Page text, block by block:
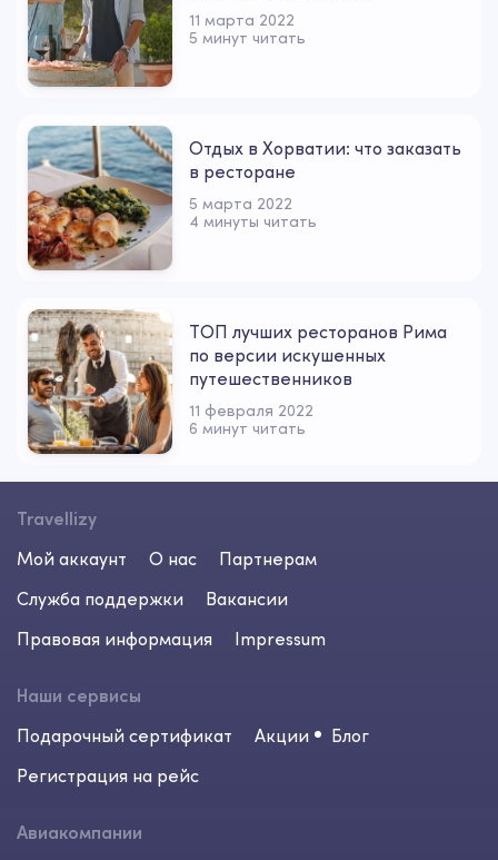
11 марта 2022
5 минут читать
Отдых в Хорватии: что заказать
в ресторане
5 марта 2022
4 минуты читать
ТОП лучших ресторанов Рима
по версии искушенных
путешественников
11 февраля 2022
6 минут читать
Travellizy
Мой аккаунт
О нас
Партнерам
Служба поддержки
Вакансии
Правовая информация
Impressum
Наши сервисы
Подарочный сертификат
Акции
Блог
Регистрация на рейс
Авиакомпании